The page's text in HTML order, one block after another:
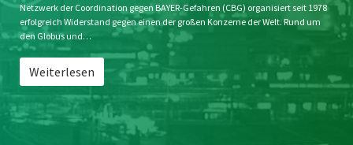
SPENDEN
Netzwerk der Coordination gegen BAYER-Gefahren (CBG) organisiert seit 1978
erfolgreich Widerstand gegen einen der großen Konzerne der Welt. Rund um
den Globus und…
Weiterlesen